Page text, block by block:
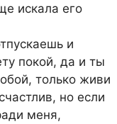
искала его
и
покой, да и ты
только живи
но если
меня,